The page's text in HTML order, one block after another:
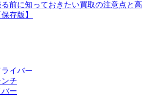
前に知っておきたい買取の注意点と高
存版】
イバー
チ
バー